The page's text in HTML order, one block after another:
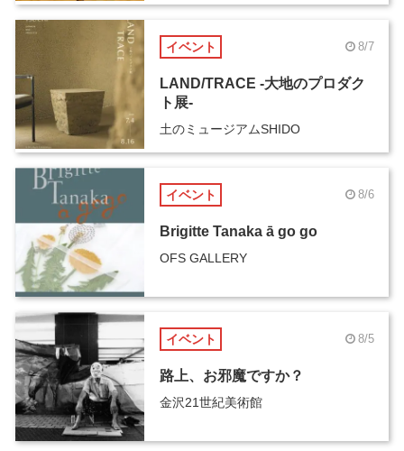
イベント 8/7
LAND/TRACE -大地のプロダク
ト展-
土のミュージアムSHIDO
イベント 8/6
Brigitte Tanaka ā go go
OFS GALLERY
イベント 8/5
路上、お邪魔ですか？
金沢21世紀美術館